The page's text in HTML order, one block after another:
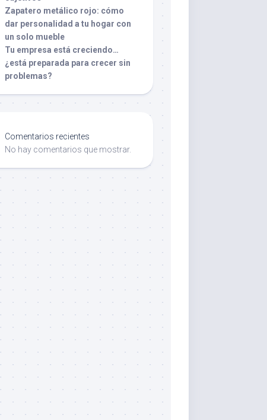
Zapatero metálico rojo: cómo
dar personalidad a tu hogar con
un solo mueble
Tu empresa está creciendo…
¿está preparada para crecer sin
problemas?
Comentarios recientes
No hay comentarios que mostrar.